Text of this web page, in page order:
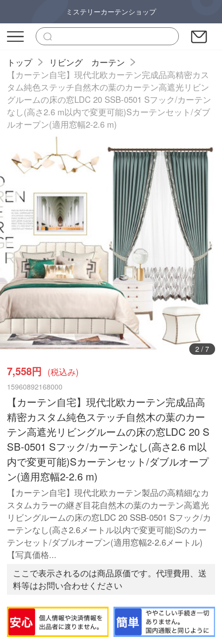
ミステリーカーテンショップ
トップ
リビング カーテン
【カーテン自宅】現代北欧カーテン完成品高精密カス
タム純色ステッチ自然木の葉のカーテン高遮光リビン
グルームの床の窓LDC 20 SSB-0501 Sフック/カーテン
なし(高さ2.6 m以内で変更可能)Sカーテンセット/ダブ
ルオープン(適用窓幅2-2.6 m)
3/ 7
7,558円 (税込み)
15960892168000
【カーテン自宅】現代北欧カーテン完成品高
精密カスタム純色ステッチ自然木の葉のカー
テン高遮光リビングルームの床の窓LDC 20 S
SB-0501 Sフック/カーテンなし(高さ2.6 m以
内で変更可能)Sカーテンセット/ダブルオープ
ン(適用窓幅2-2.6 m)
【カーテン自宅】現代北欧カーテン製品の高精細なカ
スタムカラーの継ぎ目花自然木の葉のカーテン高遮光
リビングルームの床の窓LDC 20 SSB-0501 Sフック/カ
ーテンなし(高さ2.6メートル以内で変更可能)Sのカー
テンセット/ダブルオープン(適用窓幅2-2.6メートル)
【写真価格...
ここで表示されるのは商品原価です。代理費用、送
料等はお問い合わせください